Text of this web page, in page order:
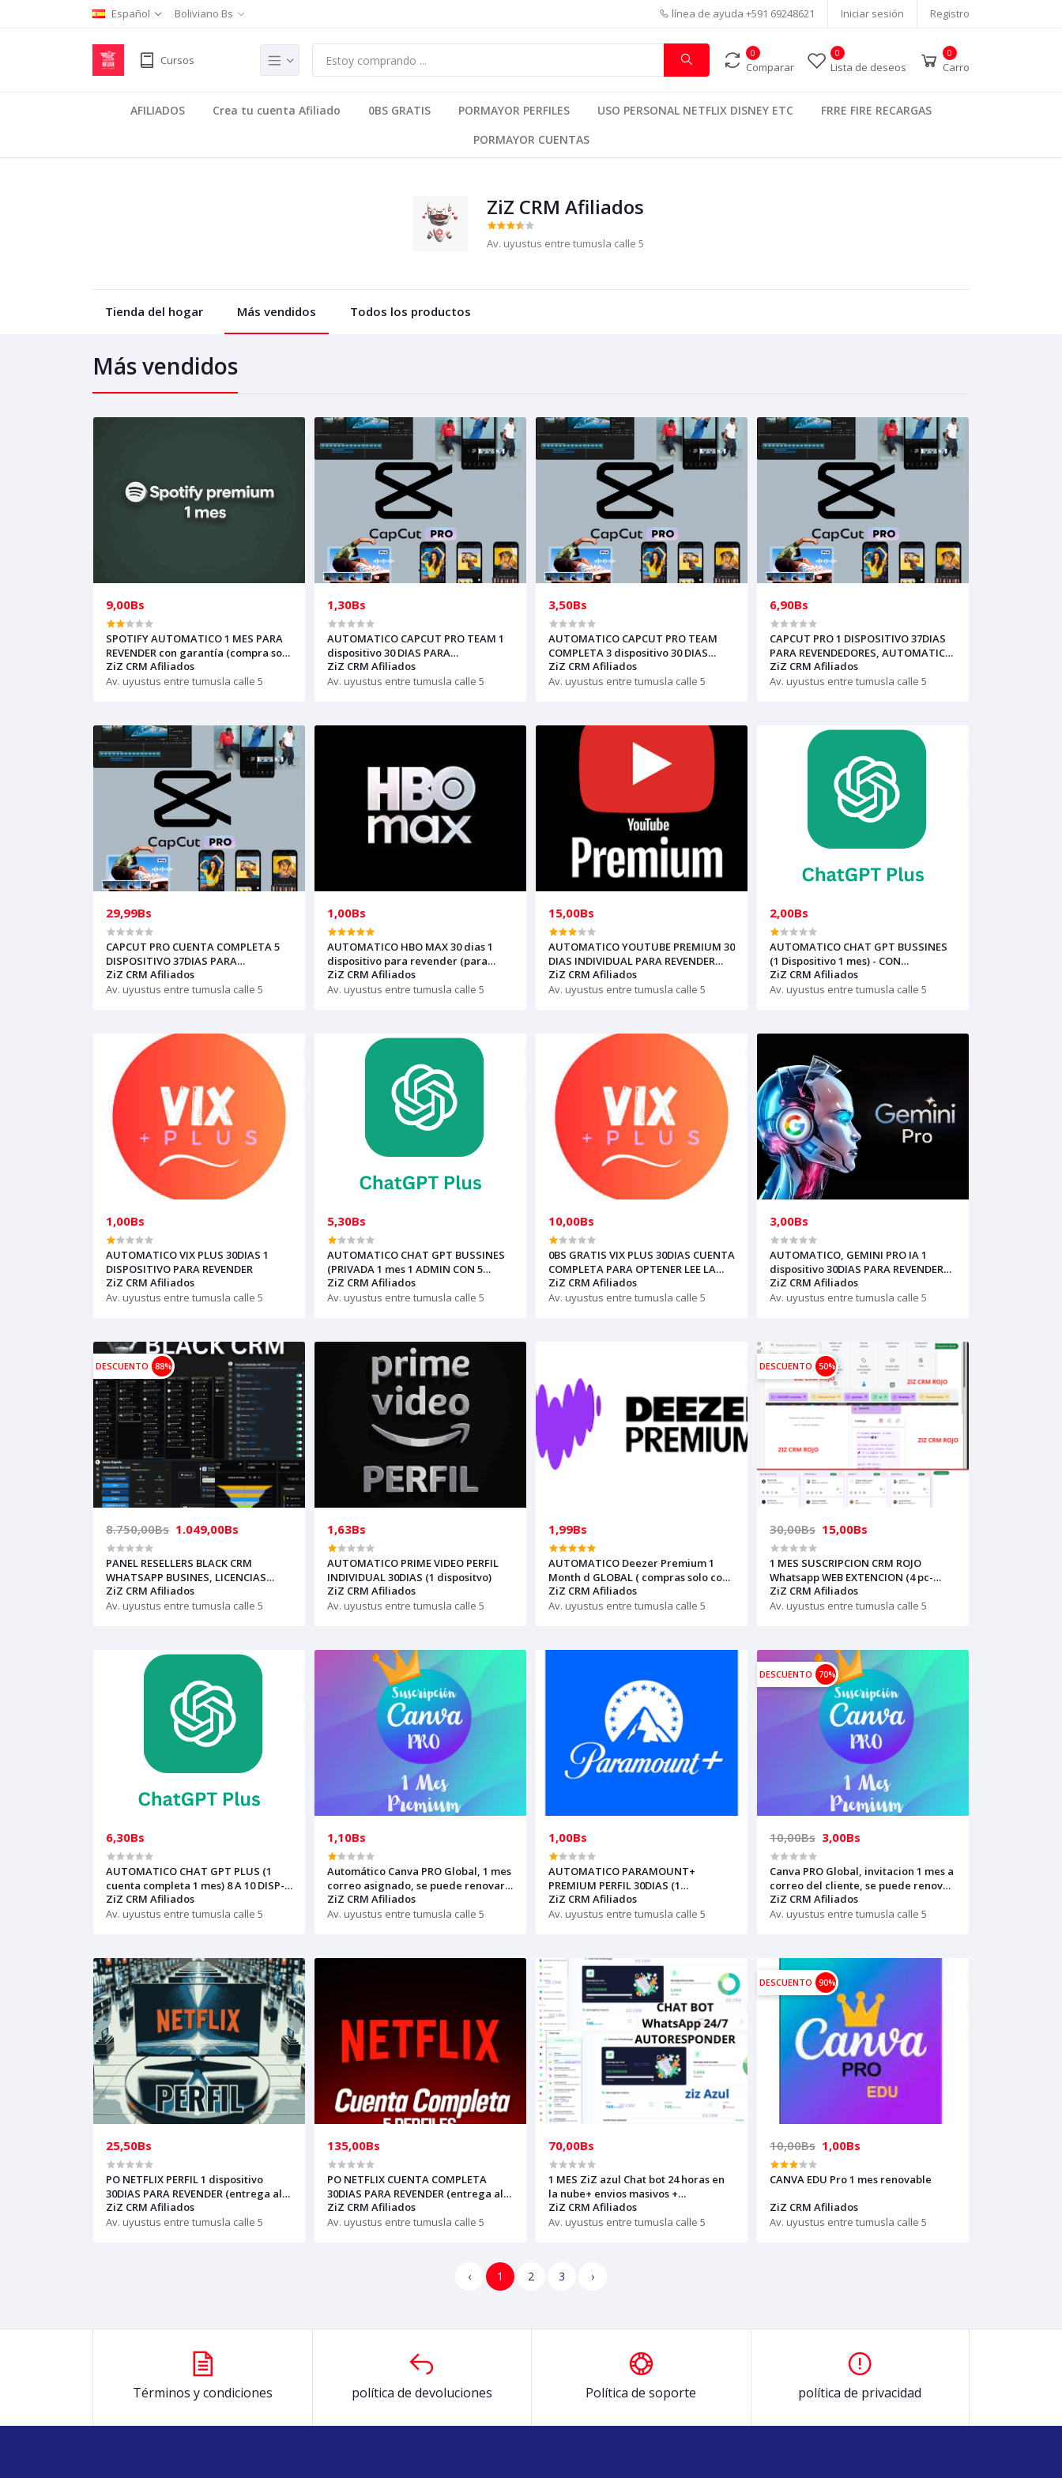
Español Boliviano Bs línea de ayuda +591 69248621 Iniciar sesión Registro
Cursos 0
Comparar
0
Lista de deseos
0
Carro
AFILIADOS Crea tu cuenta Afiliado 0BS GRATIS PORMAYOR PERFILES USO PERSONAL NETFLIX DISNEY ETC
FRRE FIRE RECARGAS
PORMAYOR CUENTAS
ZiZ CRM Afiliados
Av. uyustus entre tumusla calle 5
Tienda del hogar Más vendidos Todos los productos
Más vendidos
9,00Bs
SPOTIFY AUTOMATICO 1 MES PARA
REVENDER con garantía (compra solo
si tienes creditos)
ZiZ CRM Afiliados
Av. uyustus entre tumusla calle 5
1,30Bs
AUTOMATICO CAPCUT PRO TEAM 1
dispositivo 30 DIAS PARA
REVENDEDORES(solo con creditos
puede comprar) para soporte
ZiZ CRM Afiliados
Av. uyustus entre tumusla calle 5
3,50Bs
AUTOMATICO CAPCUT PRO TEAM
COMPLETA 3 dispositivo 30 DIAS
PARA REVENDEDORES(solo con
creditos puede comprar)
ZiZ CRM Afiliados
Av. uyustus entre tumusla calle 5
6,90Bs
CAPCUT PRO 1 DISPOSITIVO 37DIAS
PARA REVENDEDORES, AUTOMATICO
(solo con creditos puede comprar, )
para soporte escribir al whatsapp
ZiZ CRM Afiliados
Av. uyustus entre tumusla calle 5
29,99Bs
CAPCUT PRO CUENTA COMPLETA 5
DISPOSITIVO 37DIAS PARA
REVENDEDORES, AUTOMATICO (solo
con creditos puede comprar, ) para
ZiZ CRM Afiliados
Av. uyustus entre tumusla calle 5
1,00Bs
AUTOMATICO HBO MAX 30 dias 1
dispositivo para revender (para
compras solo con creditos)
ZiZ CRM Afiliados
Av. uyustus entre tumusla calle 5
15,00Bs
AUTOMATICO YOUTUBE PREMIUM 30
DIAS INDIVIDUAL PARA REVENDER
(compras solo con creditos)
ZiZ CRM Afiliados
Av. uyustus entre tumusla calle 5
2,00Bs
AUTOMATICO CHAT GPT BUSSINES
(1 Dispositivo 1 mes) - CON
GARANTIA
ZiZ CRM Afiliados
Av. uyustus entre tumusla calle 5
1,00Bs
AUTOMATICO VIX PLUS 30DIAS 1
DISPOSITIVO PARA REVENDER
ZiZ CRM Afiliados
Av. uyustus entre tumusla calle 5
5,30Bs
AUTOMATICO CHAT GPT BUSSINES
(PRIVADA 1 mes 1 ADMIN CON 5
INVITACIONES A CORREO DEL
CLIENTE)
ZiZ CRM Afiliados
Av. uyustus entre tumusla calle 5
10,00Bs
0BS GRATIS VIX PLUS 30DIAS CUENTA
COMPLETA PARA OPTENER LEE LA
DESCRIPCION Y ESCRITE A LA PAGINA
POR TIKET
ZiZ CRM Afiliados
Av. uyustus entre tumusla calle 5
3,00Bs
AUTOMATICO, GEMINI PRO IA 1
dispositivo 30DIAS PARA REVENDER
(solo con creditos puede comprar)
para soporte escribir al whatsapp
ZiZ CRM Afiliados
Av. uyustus entre tumusla calle 5
DESCUENTO 88%
8.750,00Bs 1.049,00Bs
PANEL RESELLERS BLACK CRM
WHATSAPP BUSINES, LICENCIAS
ILIMITADAS
ZiZ CRM Afiliados
Av. uyustus entre tumusla calle 5
1,63Bs
AUTOMATICO PRIME VIDEO PERFIL
INDIVIDUAL 30DIAS (1 dispositvo)
ZiZ CRM Afiliados
Av. uyustus entre tumusla calle 5
1,99Bs
AUTOMATICO Deezer Premium 1
Month d GLOBAL ( compras solo con
creditos) / es igual que Spotify
ZiZ CRM Afiliados
Av. uyustus entre tumusla calle 5
DESCUENTO 50%
30,00Bs 15,00Bs
1 MES SUSCRIPCION CRM ROJO
Whatsapp WEB EXTENCION (4 pc-
computadora-laptop) solo con un
numero funciona
ZiZ CRM Afiliados
Av. uyustus entre tumusla calle 5
6,30Bs
AUTOMATICO CHAT GPT PLUS (1
cuenta completa 1 mes) 8 A 10 DISP-
ChatGPT - GLOBAL
ZiZ CRM Afiliados
Av. uyustus entre tumusla calle 5
1,10Bs
Automático Canva PRO Global, 1 mes
correo asignado, se puede renovar
con otra invitación
ZiZ CRM Afiliados
Av. uyustus entre tumusla calle 5
1,00Bs
AUTOMATICO PARAMOUNT+
PREMIUM PERFIL 30DIAS (1
dispositivo)
ZiZ CRM Afiliados
Av. uyustus entre tumusla calle 5
DESCUENTO 70%
10,00Bs 3,00Bs
Canva PRO Global, invitacion 1 mes a
correo del cliente, se puede renovar
con otra invitación
ZiZ CRM Afiliados
Av. uyustus entre tumusla calle 5
25,50Bs
PO NETFLIX PERFIL 1 dispositivo
30DIAS PARA REVENDER (entrega al
whasap)
ZiZ CRM Afiliados
Av. uyustus entre tumusla calle 5
135,00Bs
PO NETFLIX CUENTA COMPLETA
30DIAS PARA REVENDER (entrega al
whasap)
ZiZ CRM Afiliados
Av. uyustus entre tumusla calle 5
70,00Bs
1 MES ZiZ azul Chat bot 24 horas en
la nube+ envios masivos +
Autoresponder, plan empresas
ZiZ CRM Afiliados
Av. uyustus entre tumusla calle 5
DESCUENTO 90%
10,00Bs 1,00Bs
CANVA EDU Pro 1 mes renovable
ZiZ CRM Afiliados
Av. uyustus entre tumusla calle 5
‹ 1 2 3 ›
Términos y condiciones política de devoluciones Política de soporte política de privacidad